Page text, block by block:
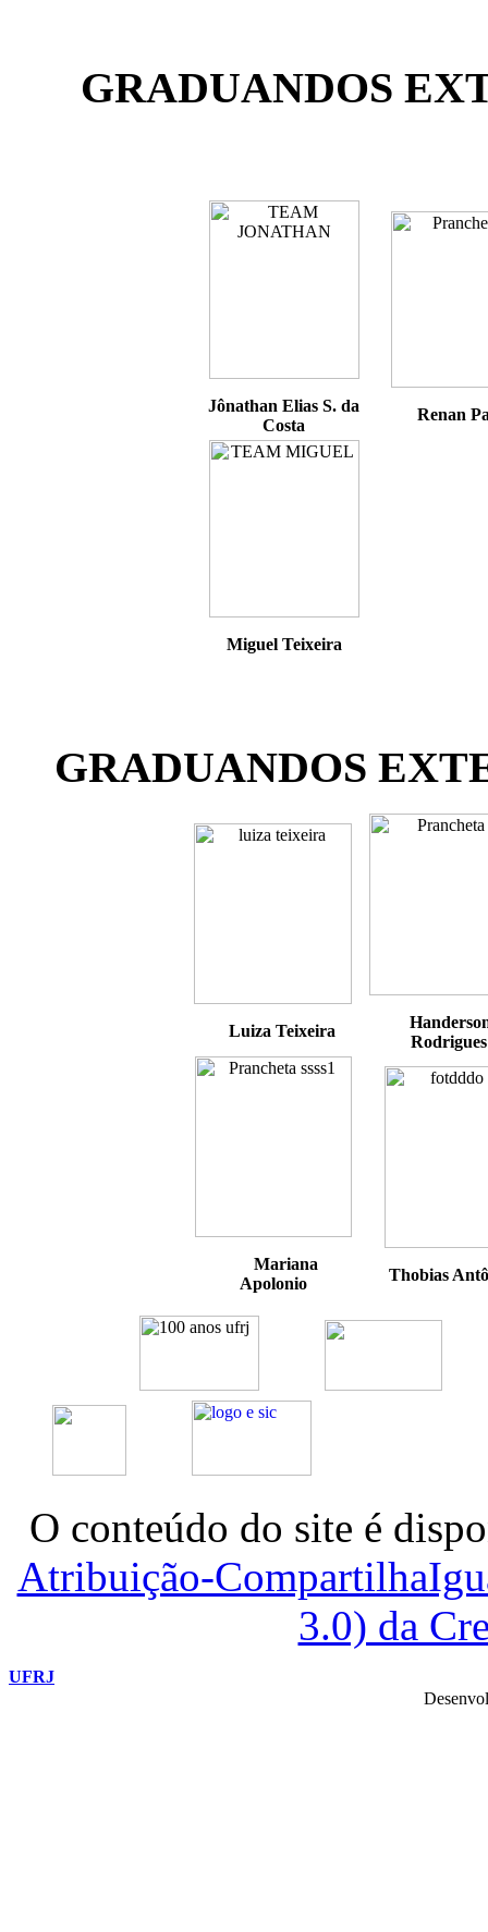
GRADUANDOS
Jônathan Elias S. da
Costa
Renan
Miguel Teixeira
GRADUANDOS
Luiza Teixeira
Rodrigues
Mariana
Apolonio
Thobias
O conteúdo do site é
Atribuição-
3.0) da
UFRJ